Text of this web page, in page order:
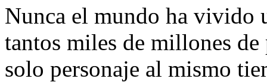
Nunca el mundo ha vivido
tantos miles de millones de
solo personaje al mismo